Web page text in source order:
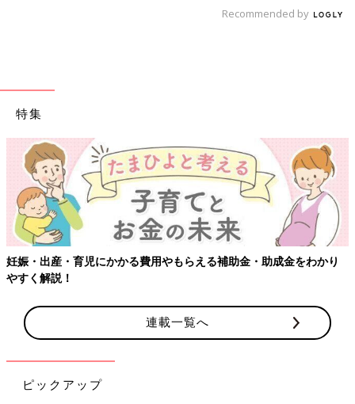
Recommended by
特集
助成金をわかり 【ワクチン接種できるものも】妊婦の感染症対
連載一覧へ
ピックアップ